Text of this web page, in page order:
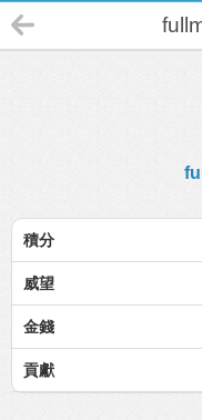
積分
威望
金錢
貢獻